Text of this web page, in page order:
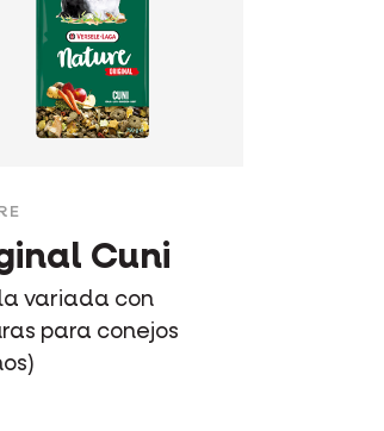
Cuni
variada con
para conejos